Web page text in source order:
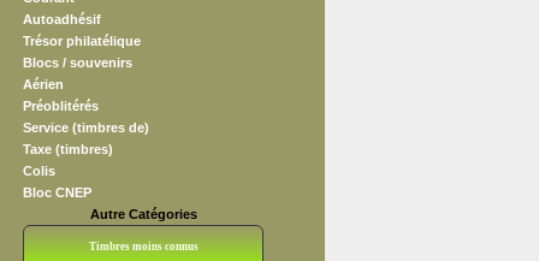
Autoadhésif
Trésor philatélique
Blocs / souvenirs
Aérien
Préoblitérés
Service (timbres de)
Taxe (timbres)
Colis
Bloc CNEP
Autre Catégories
Timbres moins connus